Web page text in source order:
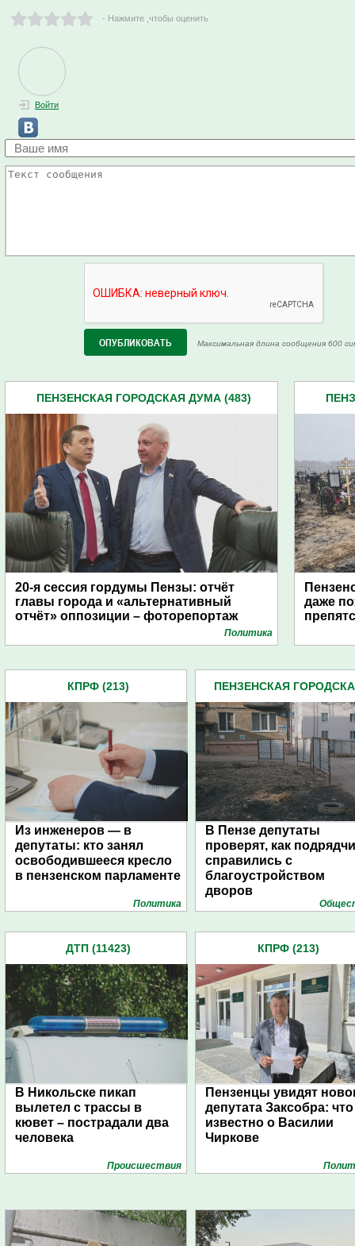
- Нажмите ,чтобы оценить
Войти
Максимальная длина сообщения 600
ПЕНЗЕНСКАЯ ГОРОДСКАЯ ДУМА (483)
20-я сессия гордумы Пензы: отчёт
главы города и «альтернативный
отчёт» оппозиции – фоторепортаж
Политика
даже
КПРФ (213)
Из инженеров — в
депутаты: кто занял
освободившееся кресло
в пензенском парламенте
Политика
ПЕНЗЕНСКАЯ
В Пензе депутаты
проверят, как
справились с
благоустройством
дворов
ДТП (11423)
В Никольске пикап
вылетел с трассы в
кювет – пострадали два
человека
Проиcшествия
КПРФ (213)
Пензенцы увидят
депутата Заксобра: что
известно о Василии
Чиркове